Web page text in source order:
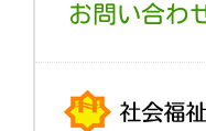
お問い合わ